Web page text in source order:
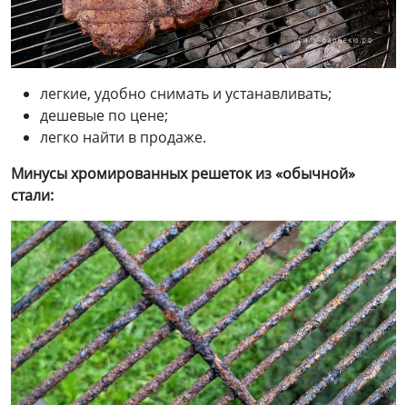
легкие, удобно снимать и устанавливать;
дешевые по цене;
легко найти в продаже.
Минусы хромированных решеток из «обычной»
стали: